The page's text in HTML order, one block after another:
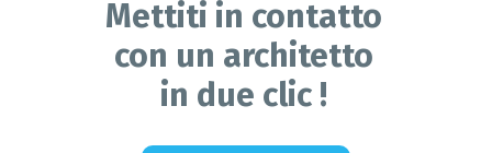
Mettiti in contatto
con un architetto
in due clic !